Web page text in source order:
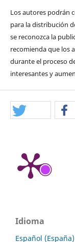
Los autores podrán
para la distribución
se reconozca la
recomienda que los
durante el proceso
interesantes y
Idioma
Español (España)